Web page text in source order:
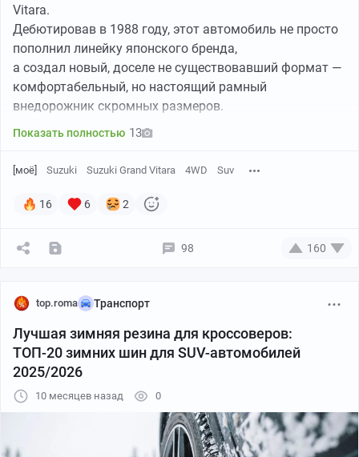
Vitara.
Дебютировав в 1988 году, этот автомобиль не просто
пополнил линейку японского бренда,
а создал новый, доселе не существовавший формат —
комфортабельный, но настоящий рамный
внедорожник скромных размеров.
Показать полностью 13
[моё] Suzuki Suzuki Grand Vitara 4WD Suv
16 6 2
98 160
top.roma Транспорт
Лучшая зимняя резина для кроссоверов:
ТОП-20 зимних шин для SUV-автомобилей
2025/2026
10 месяцев назад 0